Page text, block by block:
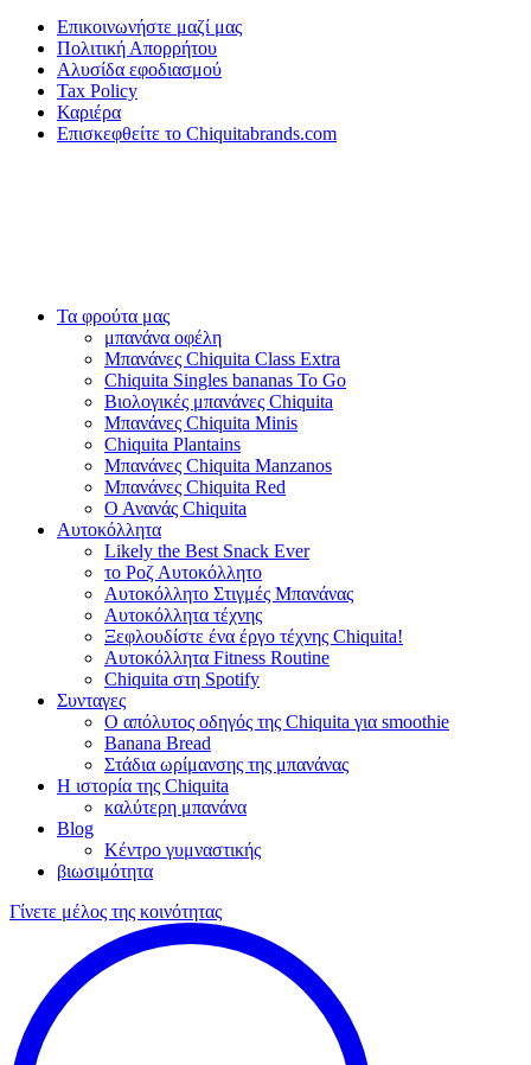
Επικοινωνήστε μαζί μας
Πολιτική Απορρήτου
Αλυσίδα εφοδιασμού
Tax Policy
Καριέρα
Επισκεφθείτε το Chiquitabrands.com
Τα φρούτα μας
μπανάνα οφέλη
Μπανάνες Chiquita Class Extra
Chiquita Singles bananas To Go
Βιολογικές μπανάνες Chiquita
Μπανάνες Chiquita Minis
Chiquita Plantains
Μπανάνες Chiquita Manzanos
Μπανάνες Chiquita Red
Ο Ανανάς Chiquita
Αυτοκόλλητα
Likely the Best Snack Ever
το Ροζ Αυτοκόλλητο
Αυτοκόλλητο Στιγμές Μπανάνας
Αυτοκόλλητα τέχνης
Ξεφλουδίστε ένα έργο τέχνης Chiquita!
Αυτοκόλλητα Fitness Routine
Chiquita στη Spotify
Συνταγες
Ο απόλυτος οδηγός της Chiquita για smoothie
Banana Bread
Στάδια ωρίμανσης της μπανάνας
Η ιστορία της Chiquita
καλύτερη μπανάνα
Blog
Κέντρο γυμναστικής
βιωσιμότητα
Γίνετε μέλος της κοινότητας